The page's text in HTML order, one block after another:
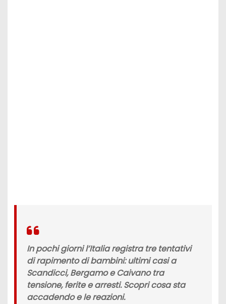
In pochi giorni l’Italia registra tre tentativi
di rapimento di bambini: ultimi casi a
Scandicci, Bergamo e Caivano tra
tensione, ferite e arresti. Scopri cosa sta
accadendo e le reazioni.